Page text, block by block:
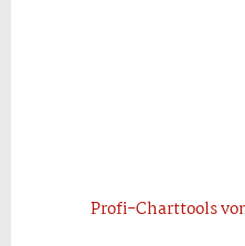
Profi-Charttools